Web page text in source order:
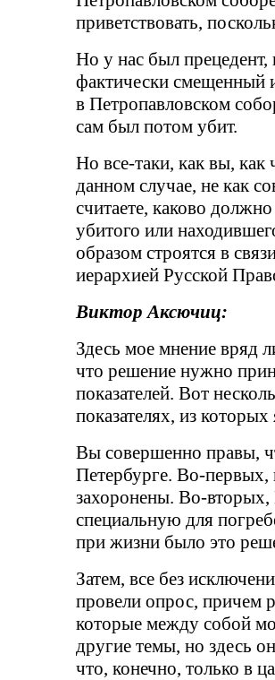
приветствовать,
Но у нас был
фактически смещенный
в Петропавловском
сам был потом убит.
Но все-таки, как вы,
данном случае, не как
считаете, каково
убитого или
образом строятся в
иерархией Русской
Виктор Аксючиц:
Здесь мое мнение вряд
что решение нужно
показателей. Вот
показателях, из
Вы совершенно правы,
Петербурге. Во-первых,
захоронены. Во-
специальную для
при жизни было это
Затем, все без
провели опрос, причем
которые между собой
другие темы, но здесь
что, конечно, только в